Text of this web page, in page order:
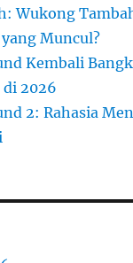
Wukong
yang Muncul?
Kembali
di 2026
2: Rahasia